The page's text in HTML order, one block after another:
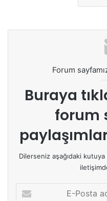
Forum
Buraya
forum
Dilerseniz aşağıdaki